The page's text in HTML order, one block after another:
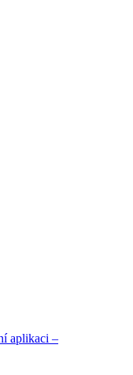
aplikaci –